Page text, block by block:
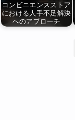
コンビニエンスストア
における人手不足解決
へのアプローチ